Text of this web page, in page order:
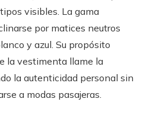
visibles. La gama
por matices neutros
y azul. Su propósito
la vestimenta llame la
la autenticidad personal sin
a modas pasajeras.